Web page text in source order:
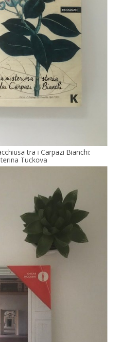
tra i Carpazi Bianchi:
Tuckova